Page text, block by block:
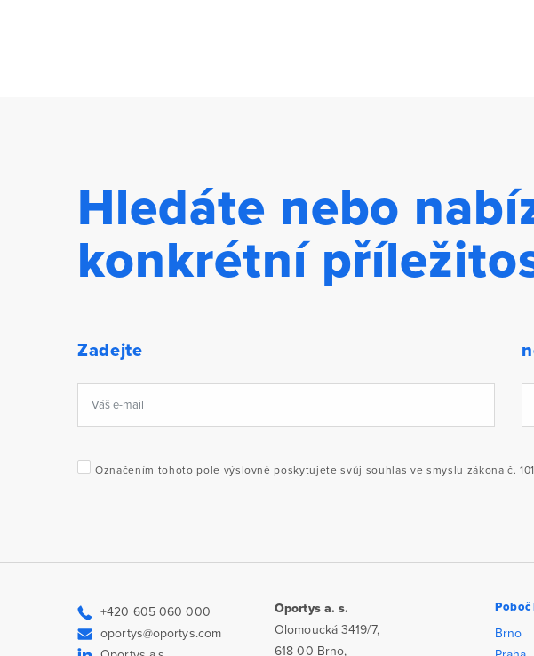
Hledáte nebo
konkrétní
Zadejte
Označením tohoto pole výslovně poskytujete svůj souhlas ve smyslu zákona č.
+420 605 060 000
oportys@oportys.com
Oportys a. s.
Olomoucká 3419/7,
618 00 Brno,
Brno